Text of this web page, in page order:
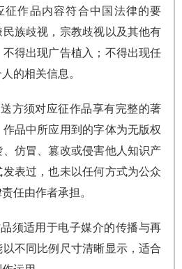
征作品内容符合中国法律的要
族歧视，宗教歧视以及其他有
得出现广告植入；不得出现任
的相关信息。
方须对应征作品享有完整的著
品中所应用到的字体为无版权
仿冒、篡改或侵害他人知识产
表过，也未以任何方式为公众
任由作者承担。
须适用于电子媒介的传播与再
不同比例尺寸清晰显示，适合